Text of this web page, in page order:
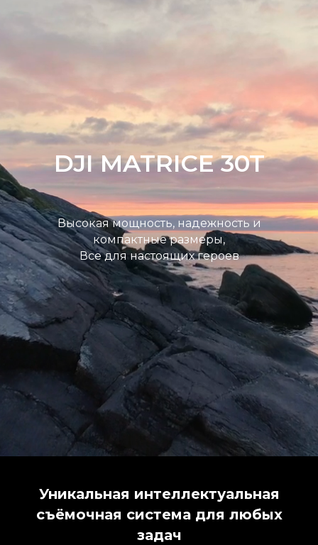
DJI MATRICE 30T
Высокая мощность, надежность и
компактные размеры,
Все для настоящих героев
Уникальная интеллектуальная
съёмочная система для любых
задач